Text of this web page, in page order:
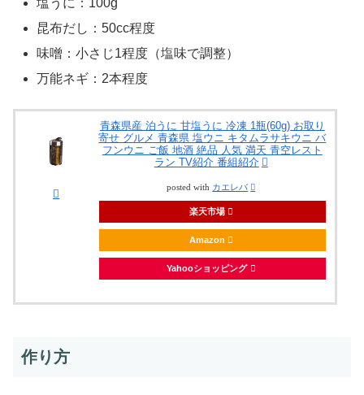
昆布だし：50cc程度
味噌：小さじ1程度（塩味で調整）
万能ネギ：2本程度
青森県産 泊うに 甘塩うに 冷凍 1瓶(60g) お取り
寄せ グルメ 青森県 塩ウニ キタムラサキウニ バ
フンウニ ご飯 地酒 絶品 人気 満天 青空レスト
ラン TV紹介 番組紹介
posted with カエレバ
楽天市場
Amazon
Yahooショッピング
作り方